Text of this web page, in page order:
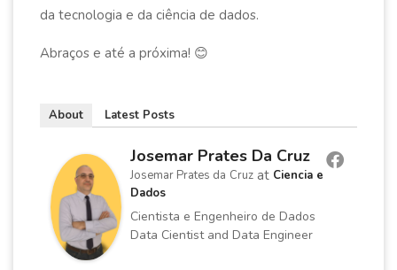
da tecnologia e da ciência de dados.
Abraços e até a próxima! 😊
About Latest Posts
Josemar Prates Da Cruz
Josemar Prates da Cruzat Ciencia e
Dados
Cientista e Engenheiro de Dados
Data Cientist and Data Engineer